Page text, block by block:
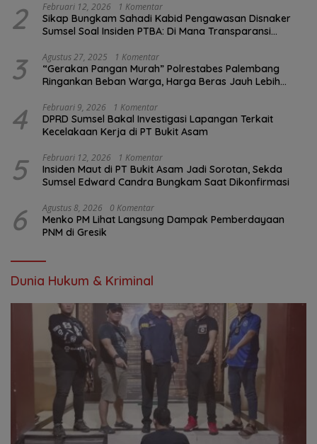
2 Februari 12, 2026 1 Komentar
Sikap Bungkam Sahadi Kabid Pengawasan Disnaker
Sumsel Soal Insiden PTBA: Di Mana Transparansi
3 Agustus 27, 2025 1 Komentar
“Gerakan Pangan Murah” Polrestabes Palembang
Ringankan Beban Warga, Harga Beras Jauh Lebih
4 Februari 9, 2026 1 Komentar
DPRD Sumsel Bakal Investigasi Lapangan Terkait
Kecelakaan Kerja di PT Bukit Asam
5 Februari 12, 2026 1 Komentar
Insiden Maut di PT Bukit Asam Jadi Sorotan, Sekda
Sumsel Edward Candra Bungkam Saat Dikonfirmasi
6 Agustus 8, 2026 0 Komentar
Menko PM Lihat Langsung Dampak Pemberdayaan
PNM di Gresik
Dunia Hukum & Kriminal